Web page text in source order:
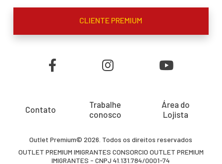
CLIENTE PREMIUM
Contato
Trabalhe
conosco
Área do
Lojista
Outlet Premium© 2026. Todos os direitos reservados
OUTLET PREMIUM IMIGRANTES CONSORCIO OUTLET PREMIUM
IMIGRANTES - CNPJ 41.131.784/0001-74